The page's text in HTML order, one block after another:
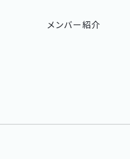
メンバー紹介